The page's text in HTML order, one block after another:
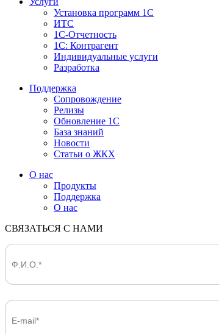
Установка программ 1С
ИТС
1С-Отчетность
1С: Контрагент
Индивидуальные услуги
Разработка
Поддержка
Сопровождение
Релизы
Обновление 1С
База знаний
Новости
Статьи о ЖКХ
О нас
Продукты
Поддержка
О нас
СВЯЗАТЬСЯ С НАМИ